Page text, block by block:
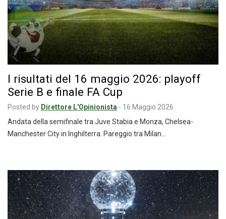
I risultati del 16 maggio 2026: playoff
Serie B e finale FA Cup
Posted by Direttore L'Opinionista - 16 Maggio 2026
Andata della semifinale tra Juve Stabia e Monza, Chelsea-
Manchester City in Inghilterra. Pareggio tra Milan…